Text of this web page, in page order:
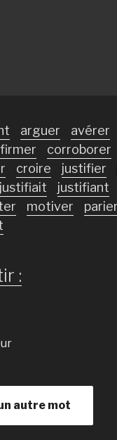
arguer avérer
corroborer
croire justifier
justifiait justifiant
motiver parier
:
autre mot